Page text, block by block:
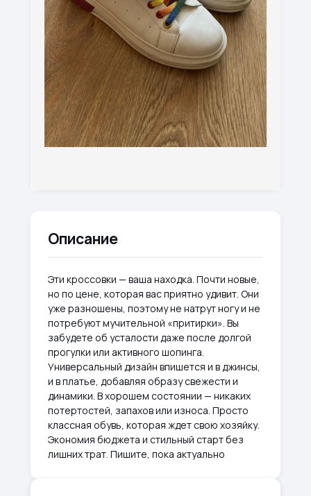
Описание
Эти кроссовки — ваша находка. Почти новые,
но по цене, которая вас приятно удивит. Они
уже разношены, поэтому не натрут ногу и не
потребуют мучительной «притирки». Вы
забудете об усталости даже после долгой
прогулки или активного шопинга.
Универсальный дизайн впишется и в джинсы,
и в платье, добавляя образу свежести и
динамики. В хорошем состоянии — никаких
потертостей, запахов или износа. Просто
классная обувь, которая ждет свою хозяйку.
Экономия бюджета и стильный старт без
лишних трат. Пишите, пока актуально